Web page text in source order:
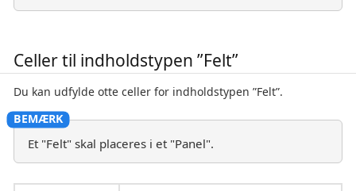
Celler til indholdstypen ”Felt”
Du kan udfylde otte celler for indholdstypen ”Felt”.
Et "Felt" skal placeres i et "Panel".